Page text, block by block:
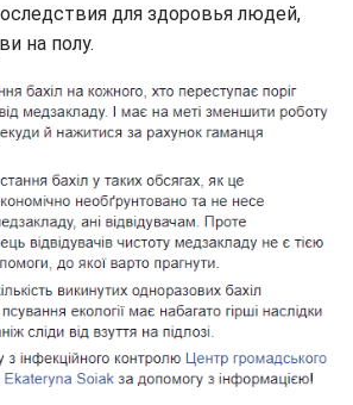
для здоровья людей,
на полу.